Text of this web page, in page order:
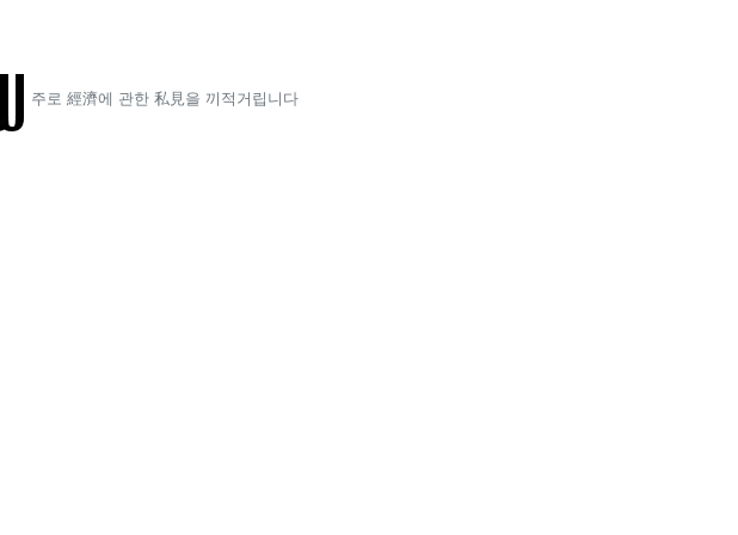
주로 經濟에 관한 私見을 끼적거립니다